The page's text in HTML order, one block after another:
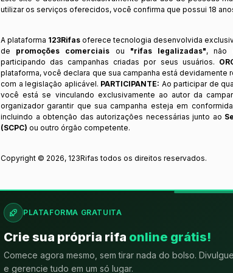
utilizar os serviços oferecidos, você confirma que possui 18
A plataforma 123Rifas oferece tecnologia desenvolvida
de promoções comerciais ou "rifas legalizadas", não
participando das campanhas criadas por seus usuários.
plataforma, você declara que sua campanha está devidamente
com a legislação aplicável. PARTICIPANTE: Ao participar de
você está se vinculando exclusivamente ao autor da
organizador garantir que sua campanha esteja em
incluindo a obtenção das autorizações necessárias junto ao
(SCPC) ou outro órgão competente.
Copyright © 2026, 123Rifas todos os direitos reservados.
PLATAFORMA GRATUITA
Crie sua própria rifa online grátis!
Comece agora mesmo, sem tirar nada do bolso.
e gerencie tudo em um só lugar.